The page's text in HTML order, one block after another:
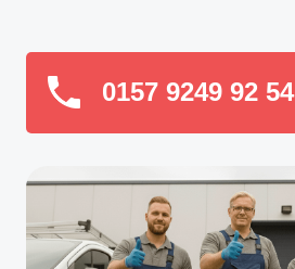
0157 9249 92 54